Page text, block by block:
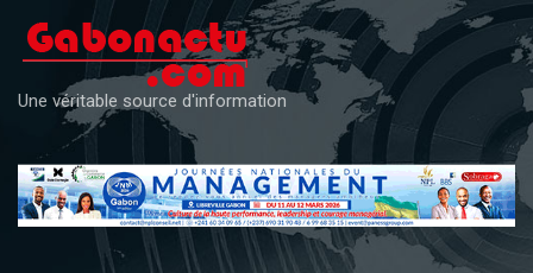
content
Une véritable source d'information